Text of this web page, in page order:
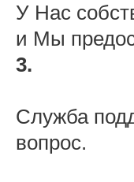
У Нас
и Мы
3.
Служба
вопрос.